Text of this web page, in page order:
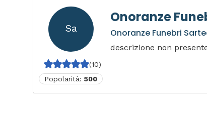
Sa
(10)
Popolarità: 500
Onoranze
Onoranze Funebri
descrizione non